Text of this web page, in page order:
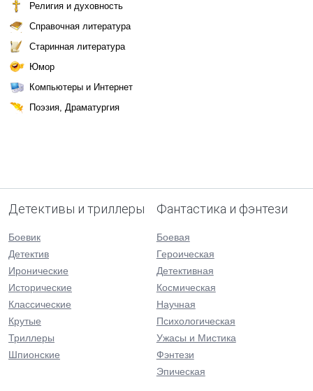
Религия и духовность
Справочная литература
Старинная литература
Юмор
Компьютеры и Интернет
Поэзия, Драматургия
Детективы и триллеры
Боевик
Детектив
Иронические
Исторические
Классические
Крутые
Триллеры
Шпионские
Фантастика и фэнтези
Боевая
Героическая
Детективная
Космическая
Научная
Психологическая
Ужасы и Мистика
Фэнтези
Эпическая